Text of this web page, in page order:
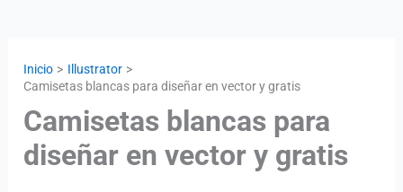
Inicio
Illustrator
Camisetas blancas para diseñar en vector y gratis
Camisetas blancas para
diseñar en vector y gratis